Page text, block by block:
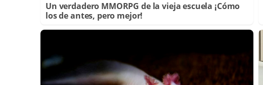
Un verdadero MMORPG de la vieja escuela ¡Cómo
los de antes, pero mejor!